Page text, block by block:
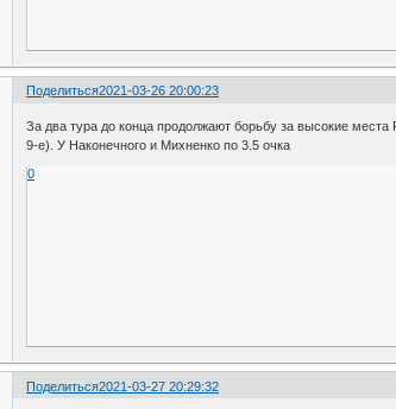
Поделиться2021-03-26 20:00:23
За два тура до конца продолжают борьбу за высокие
9-е). У Наконечного и Михненко по 3.5 очка
0
Поделиться2021-03-27 20:29:32